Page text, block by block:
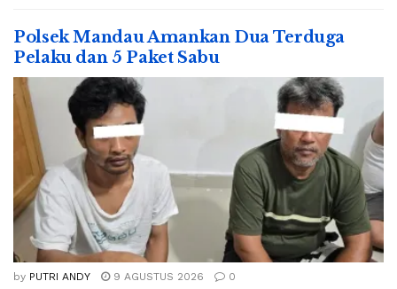
Polsek Mandau Amankan Dua Terduga
Pelaku dan 5 Paket Sabu
by PUTRI ANDY 9 AGUSTUS 2026 0